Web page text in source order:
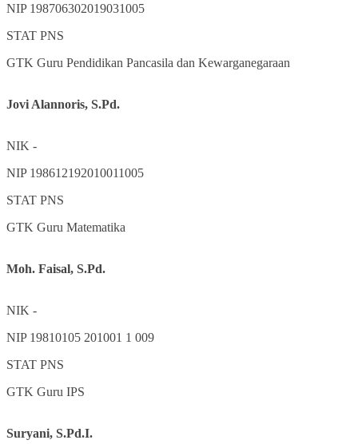
NIP 198706302019031005
STAT PNS
GTK Guru Pendidikan Pancasila dan Kewarganegaraan
Jovi Alannoris, S.Pd.
NIK -
NIP 198612192010011005
STAT PNS
GTK Guru Matematika
Moh. Faisal, S.Pd.
NIK -
NIP 19810105 201001 1 009
STAT PNS
GTK Guru IPS
Suryani, S.Pd.I.